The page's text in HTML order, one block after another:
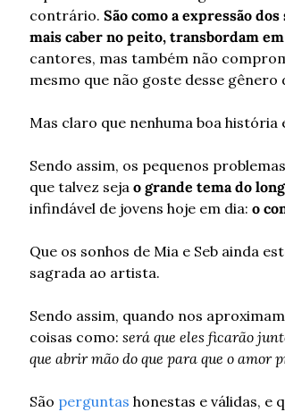
contrário. São como a expressão
mais caber no peito, transbordam
cantores, mas também não
mesmo que não goste desse gênero
Mas claro que nenhuma boa história
Sendo assim, os pequenos
que talvez seja o grande tema do
infindável de jovens hoje em dia: o
Que os sonhos de Mia e Seb ainda
sagrada ao artista.
Sendo assim, quando nos
coisas como: será que eles ficarão
que abrir mão do que para que o amor
São perguntas honestas e válidas, e